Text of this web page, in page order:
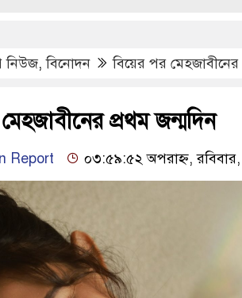
নিউজ,বিনোদন বিয়ের পর
প্রথম জন্মদিন
Report ০৩:৫৯:৫২ অপরাহ্ন,